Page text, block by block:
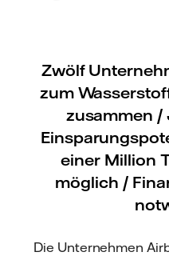
Zwölf
zum
zusammen /
einer Million
möglich /
Die Unternehmen